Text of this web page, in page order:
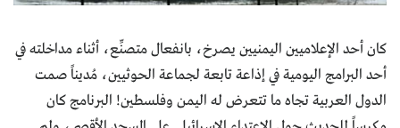
كان أحد الإعلاميين اليمنيين يصرخ، بانفعال متصنِّع، أثناء مداخلته في
أحد البرامج اليومية في إذاعة تابعة لجماعة الحوثيين، مُديناً صمت
الدول العربية تجاه ما تتعرض له اليمن وفلسطين! البرنامج كان